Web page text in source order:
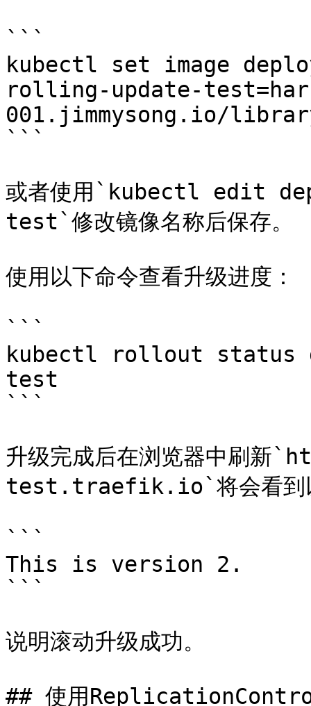
```
kubectl set image
rolling-update-
001.jimmysong.io/
```
或者使用`kubectl edit
test`修改镜像名称后保存。
使用以下命令查看升级进度：
```
kubectl rollout status
test
```
升级完成后在浏览器中
test.traefik.io`将会看到
```
This is version 2.
```
说明滚动升级成功。
## 使用